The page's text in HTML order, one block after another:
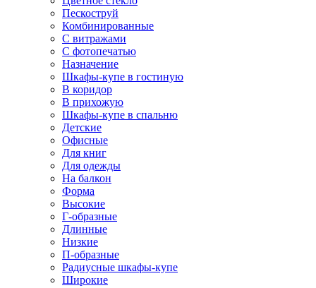
Пескоструй
Комбинированные
С витражами
С фотопечатью
Назначение
Шкафы-купе в гостиную
В коридор
В прихожую
Шкафы-купе в спальню
Детские
Офисные
Для книг
Для одежды
На балкон
Форма
Высокие
Г-образные
Длинные
Низкие
П-образные
Радиусные шкафы-купе
Широкие